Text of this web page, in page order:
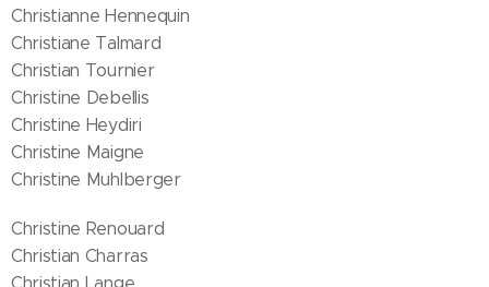
Christianne Hennequin
Christiane Talmard
Christian Tournier
Christine Debellis
Christine Heydiri
Christine Maigne
Christine Muhlberger
Christine Renouard
Christian Charras